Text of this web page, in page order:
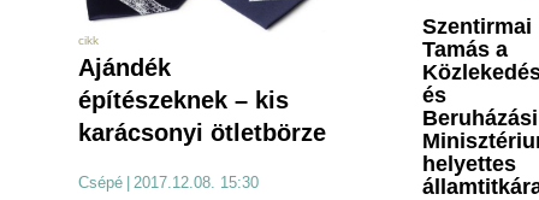
cikk
Ajándék
építészeknek – kis
karácsonyi ötletbörze
Csépé 2017.12.08. 15:30
Szentirmai
Tamás a
és
Beruházási
helyettes